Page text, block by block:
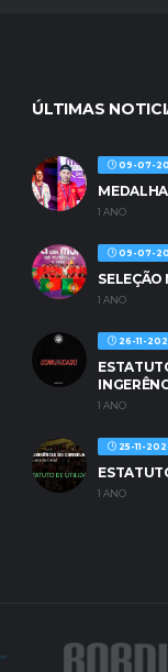
ÚLTIMAS
09-07-
1 ANO
09-07-
1 ANO
26-11-
1 ANO
25-11-
1 ANO